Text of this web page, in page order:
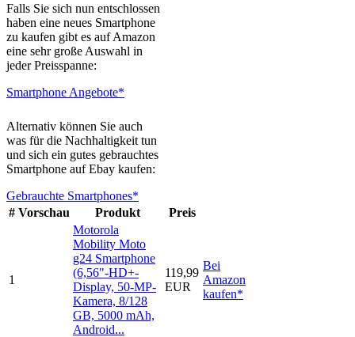
Falls Sie sich nun entschlossen
haben eine neues Smartphone
zu kaufen gibt es auf Amazon
eine sehr große Auswahl in
jeder Preisspanne:
Smartphone Angebote*
Alternativ können Sie auch
was für die Nachhaltigkeit tun
und sich ein gutes gebrauchtes
Smartphone auf Ebay kaufen:
Gebrauchte Smartphones*
# Vorschau Produkt Preis
1
Motorola
Mobility Moto
g24 Smartphone
(6,56"-HD+-
Display, 50-MP-
Kamera, 8/128
GB, 5000 mAh,
Android...
119,99
EUR
Bei
Amazon
kaufen*